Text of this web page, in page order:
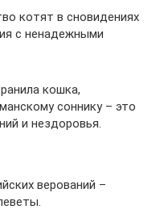
котят в сновидениях
с ненадежными
кошка,
соннику – это
и нездоровья.
верований –